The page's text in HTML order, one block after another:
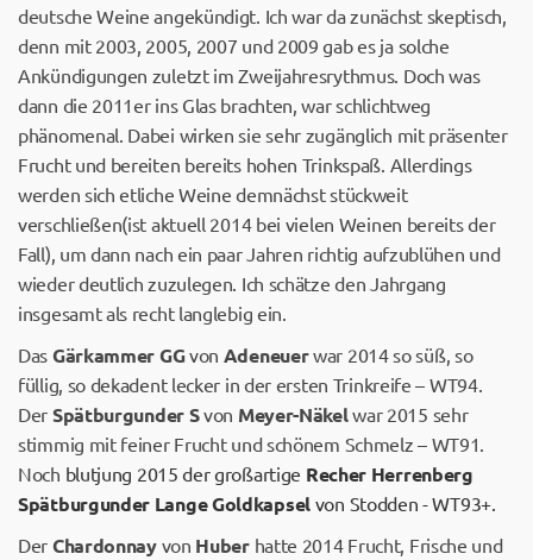
deutsche Weine angekündigt. Ich war da zunächst skeptisch,
denn mit 2003, 2005, 2007 und 2009 gab es ja solche
Ankündigungen zuletzt im Zweijahresrythmus. Doch was
dann die 2011er ins Glas brachten, war schlichtweg
phänomenal. Dabei wirken sie sehr zugänglich mit präsenter
Frucht und bereiten bereits hohen Trinkspaß. Allerdings
werden sich etliche Weine demnächst stückweit
verschließen(ist aktuell 2014 bei vielen Weinen bereits der
Fall), um dann nach ein paar Jahren richtig aufzublühen und
wieder deutlich zuzulegen. Ich schätze den Jahrgang
insgesamt als recht langlebig ein.
Das Gärkammer GGvon Adeneuerwar 2014 so süß, so
füllig, so dekadent lecker in der ersten Trinkreife – WT94.
Der Spätburgunder Svon Meyer-Näkelwar 2015 sehr
stimmig mit feiner Frucht und schönem Schmelz – WT91.
Noch blutjung 2015 der großartige Recher Herrenberg
Spätburgunder Lange Goldkapsel von Stodden - WT93+.
Der Chardonnayvon Huberhatte 2014 Frucht, Frische und